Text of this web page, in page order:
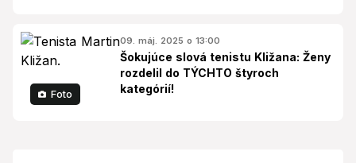
Foto
09. máj. 2025 o 13:00
Šokujúce slová tenistu Kližana: Ženy
rozdelil do TÝCHTO štyroch
kategórií!